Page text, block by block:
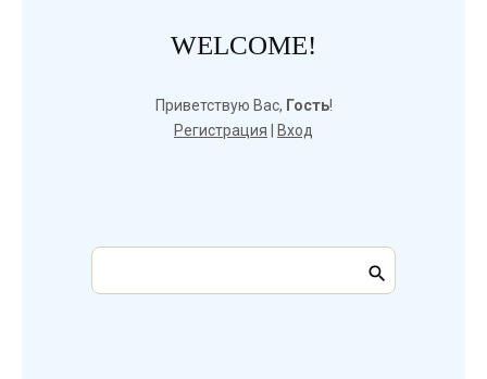
WELCOME!
Приветствую Вас, Гость!
Регистрация
Вход